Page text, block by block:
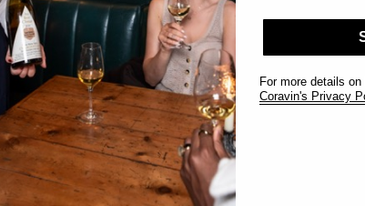
Support
Contact us
List Your Venue
FAQ’s
For more details
Coravin's Privacy